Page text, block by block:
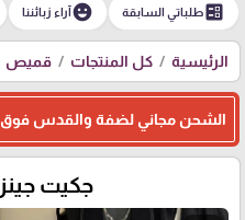
ballotطلباتي السابقة emoji_emotionsآراء زبائننا
الرئيسية كل المنتجات قميص
الشحن مجاني لضفة والقدس فوق 300، و الداخل فوق 600
جكيت جينز Dior9730